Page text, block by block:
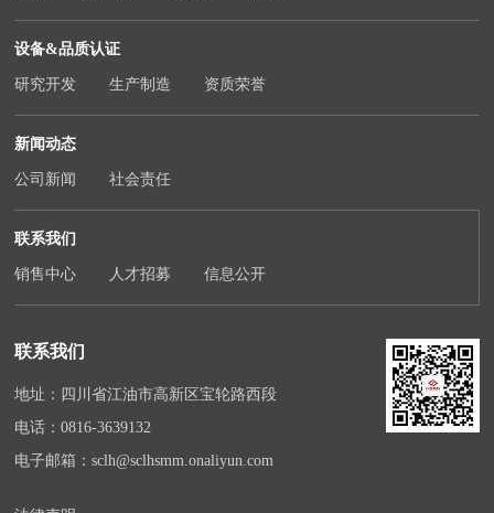
设备&品质认证
研究开发 生产制造 资质荣誉
新闻动态
公司新闻 社会责任
联系我们
销售中心 人才招募 信息公开
联系我们
地址：四川省江油市高新区宝轮路西段
电话：0816-3639132
电子邮箱：sclh@sclhsmm.onaliyun.com